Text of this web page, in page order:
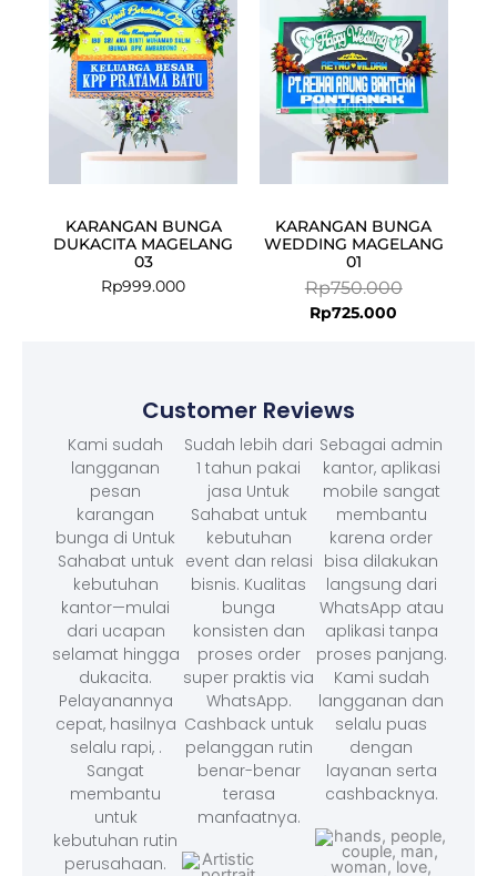
KARANGAN BUNGA
DUKACITA MAGELANG
03
Rp999.000
KARANGAN BUNGA
WEDDING MAGELANG
01
Rp750.000
Rp750.000.
Rp725.000
Rp725.000.
Customer Reviews
Kami sudah
langganan
pesan
karangan
bunga di Untuk
Sahabat untuk
kebutuhan
kantor—mulai
dari ucapan
selamat hingga
dukacita.
Pelayanannya
cepat, hasilnya
selalu rapi, .
Sangat
membantu
untuk
kebutuhan rutin
perusahaan.
Sudah lebih dari
1 tahun pakai
jasa Untuk
Sahabat untuk
kebutuhan
event dan relasi
bisnis. Kualitas
bunga
konsisten dan
proses order
super praktis via
WhatsApp.
Cashback untuk
pelanggan rutin
benar-benar
terasa
manfaatnya.
Sebagai admin
kantor, aplikasi
mobile sangat
membantu
karena order
bisa dilakukan
langsung dari
WhatsApp atau
aplikasi tanpa
proses panjang.
Kami sudah
langganan dan
selalu puas
dengan
layanan serta
cashbacknya.